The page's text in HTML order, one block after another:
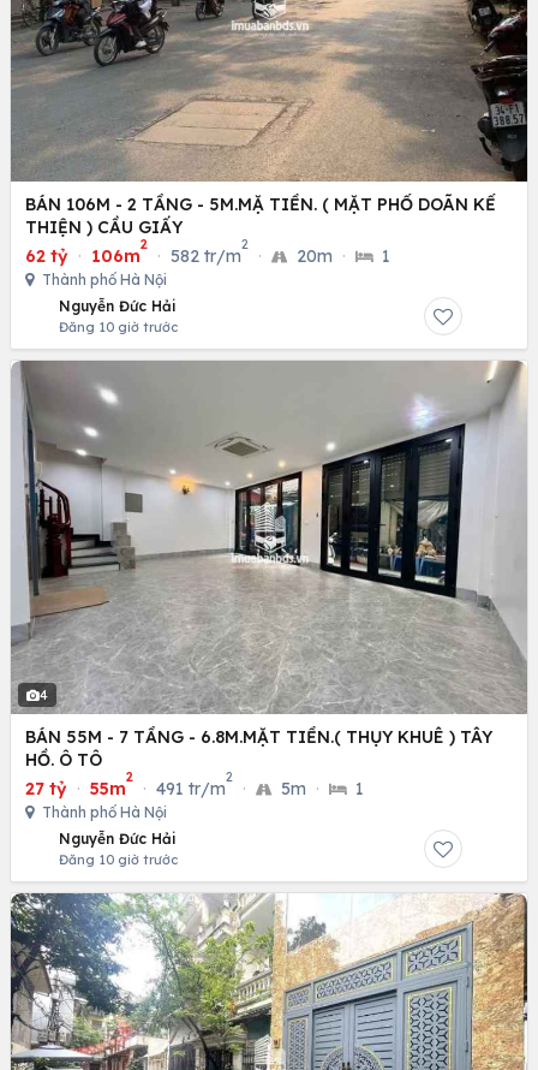
BÁN 106M - 2 TẦNG - 5M.MẶ TIỀN. ( MẶT PHỐ DOÃN KẾ
THIỆN ) CẦU GIẤY
62 tỷ · 106m
2
· 582 tr/m
2
· 20m · 1
Thành phố Hà Nội
Nguyễn Đức Hải
Đăng 10 giờ trước
4
BÁN 55M - 7 TẦNG - 6.8M.MẶT TIỀN.( THỤY KHUÊ ) TÂY
HỒ. Ô TÔ
27 tỷ · 55m
2
· 491 tr/m
2
· 5m · 1
Thành phố Hà Nội
Nguyễn Đức Hải
Đăng 10 giờ trước